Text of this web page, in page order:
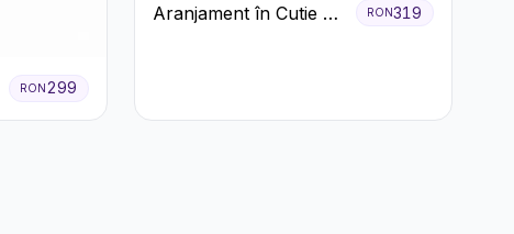
RON299
Aranjament în Cutie cu
RON319